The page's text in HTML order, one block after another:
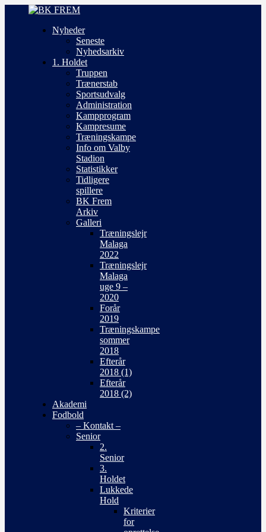
Nyheder
Seneste
Nyhedsarkiv
1. Holdet
Truppen
Trænerstab
Sportsudvalg
Administration
Kampprogram
Kampresume
Træningskampe
Info om Valby
Stadion
Statistikker
Tidligere
spillere
BK Frem
Arkiv
Galleri
Træningslejr
Malaga
2022
Træningslejr
Malaga
uge 9 –
2020
Forår
2019
Træningskampe
sommer
2018
Efterår
2018 (1)
Efterår
2018 (2)
Akademi
Fodbold
– Kontakt –
Senior
2.
Senior
3.
Holdet
Lukkede
Hold
Kriterier
for